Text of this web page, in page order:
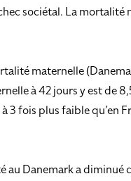
sociétal. La
maternelle
à 42 jours y est
fois plus faible qu’en
Danemark a